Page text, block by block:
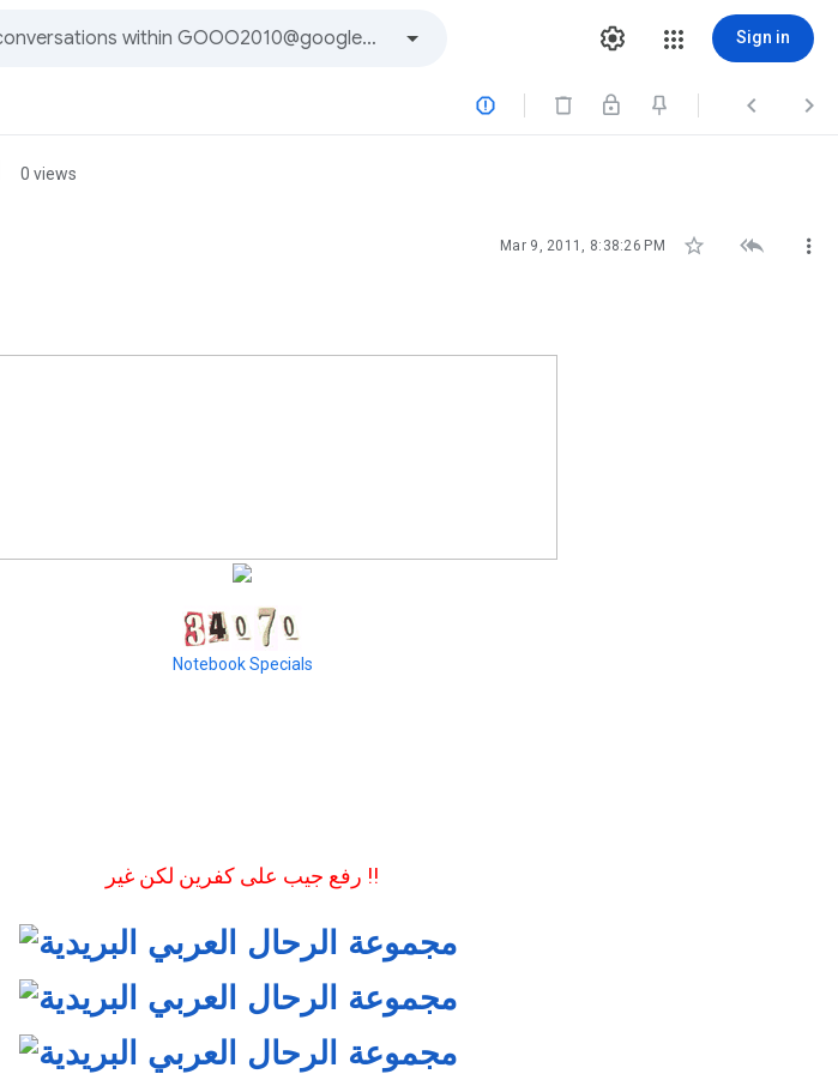
Sign in
  
0 views
Mar 9, 2011, 8:38:26 PM   
Notebook Specials
رفع جيب على كفرين لكن غير !!